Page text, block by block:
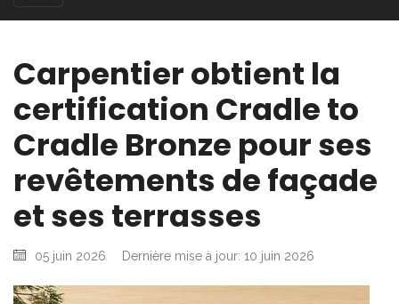
Carpentier obtient la
certification Cradle to
Cradle Bronze pour ses
revêtements de façade
et ses terrasses
05 juin 2026 Dernière mise à jour: 10 juin 2026